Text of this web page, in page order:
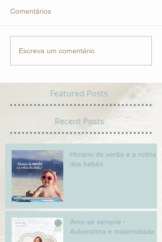
Comentários
Escreva um comentário
Featured Posts
Recent Posts
Horário de verão e a rotina
dos bebês
Ame-se sempre -
Autoestima e maternidade